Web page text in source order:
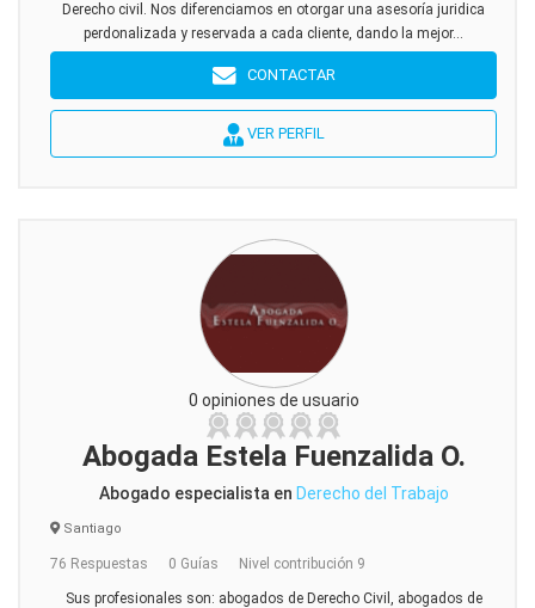
Derecho civil. Nos diferenciamos en otorgar una asesoría juridica
perdonalizada y reservada a cada cliente, dando la mejor...
CONTACTAR
VER PERFIL
0 opiniones de usuario
Abogada Estela Fuenzalida O.
Abogado especialista en Derecho del Trabajo
Santiago
76 Respuestas 0 Guías Nivel contribución 9
Sus profesionales son: abogados de Derecho Civil, abogados de